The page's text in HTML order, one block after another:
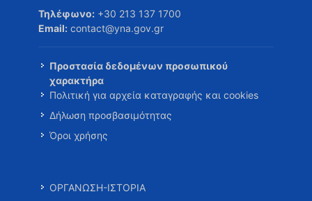
Τηλέφωνο: +30 213 137 1700
Email: contact@yna.gov.gr
Προστασία δεδομένων προσωπικού
χαρακτήρα
Πολιτική για αρχεία καταγραφής και cookies
Δήλωση προσβασιμότητας
Όροι χρήσης
ΟΡΓΑΝΩΣΗ-ΙΣΤΟΡΙΑ